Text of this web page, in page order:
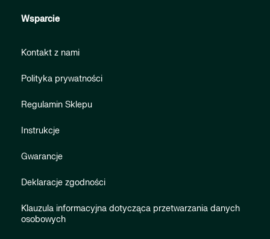
Wsparcie
Kontakt z nami
Polityka prywatności
Regulamin Sklepu
Instrukcje
Gwarancje
Deklaracje zgodności
Klauzula informacyjna dotycząca przetwarzania danych
osobowych